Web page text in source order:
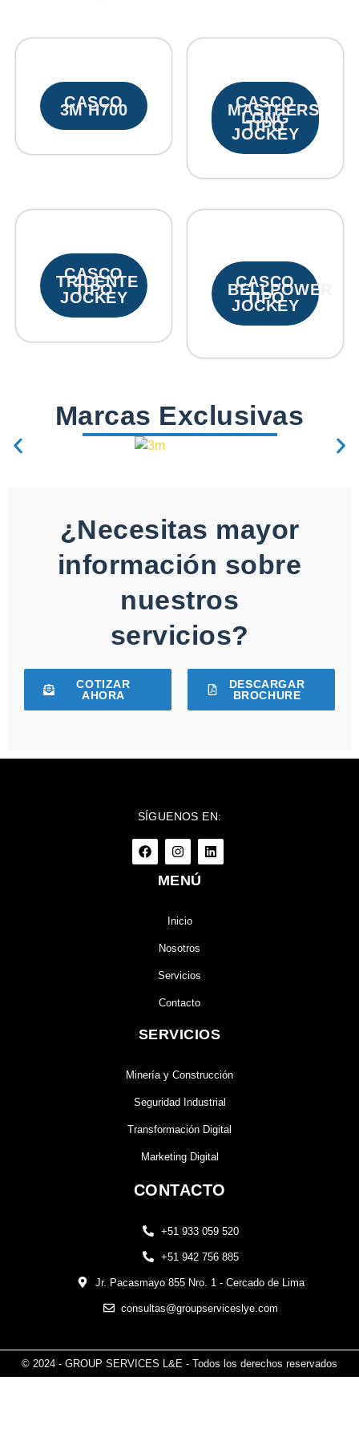
CASCO
3M H700 CASCO
MASTHERS
LONG
TIPO
JOCKEY
CASCO
TRIDENTE
TIPO
JOCKEY
CASCO
BELLPOWER
TIPO
JOCKEY
Marcas Exclusivas
¿Necesitas mayor
información sobre
nuestros
servicios?
COTIZAR
AHORA
DESCARGAR
BROCHURE
SÍGUENOS EN:
MENÚ
Inicio
Nosotros
Servicios
Contacto
SERVICIOS
Minería y Construcción
Seguridad Industrial
Transformación Digital
Marketing Digital
CONTACTO
+51 933 059 520
+51 942 756 885
Jr. Pacasmayo 855 Nro. 1 - Cercado de Lima
consultas@groupserviceslye.com
© 2024 - GROUP SERVICES L&E - Todos los derechos reservados